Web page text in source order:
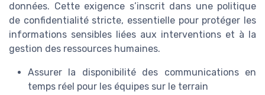
données. Cette exigence s’inscrit dans une politique
de confidentialité stricte, essentielle pour protéger les
informations sensibles liées aux interventions et à la
gestion des ressources humaines.
Assurer la disponibilité des communications en
temps réel pour les équipes sur le terrain